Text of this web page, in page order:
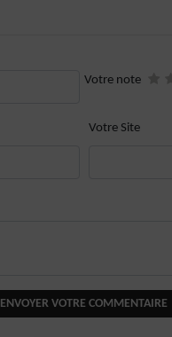
Votre note
Votre Site
ENVOYER VOTRE COMMENTAIRE